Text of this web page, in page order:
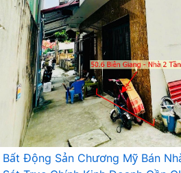
Bất Động Sản Chương Mỹ Bán